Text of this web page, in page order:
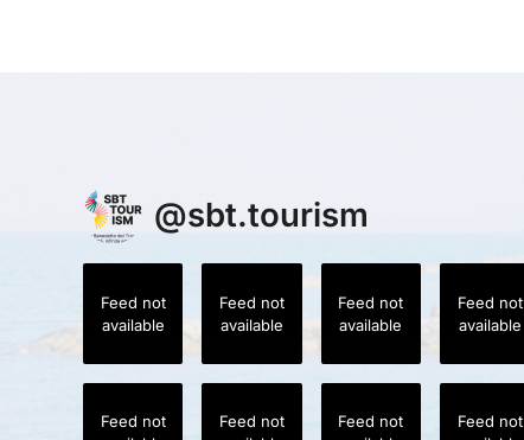
@sbt.tourism
Feed not
available
Feed not
available
Feed not
available
Feed not
available
Feed not
Feed not
Feed not
Feed not